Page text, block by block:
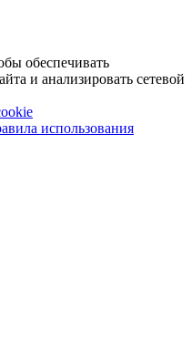
обеспечивать
и анализировать сетевой
использования